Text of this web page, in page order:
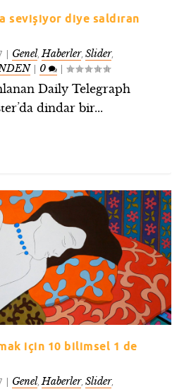
sevişiyor diye saldıran
| Genel,Haberler,Slider,
| 0 |
Daily Telegraph
dindar bir...
için 10 bilimsel 1 de
| Genel,Haberler,Slider,